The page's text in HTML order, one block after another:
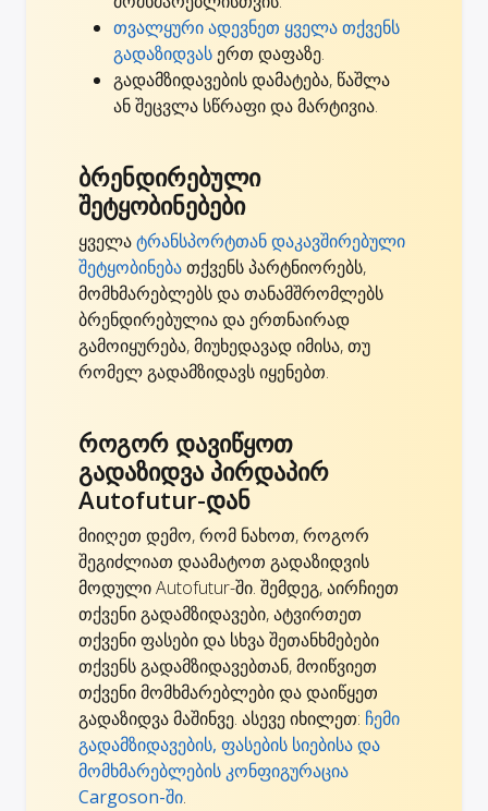
თვალყური ადევნეთ ყველა თქვენს
გადაზიდვას ერთ დაფაზე.
გადამზიდავების დამატება, წაშლა
ან შეცვლა სწრაფი და მარტივია.
ბრენდირებული
შეტყობინებები
ყველატრანსპორტთან დაკავშირებული
შეტყობინებათქვენს პარტნიორებს,
მომხმარებლებს და თანამშრომლებს
ბრენდირებულია და ერთნაირად
გამოიყურება, მიუხედავად იმისა, თუ
რომელ გადამზიდავს იყენებთ.
როგორ დავიწყოთ
გადაზიდვა პირდაპირ
Autofutur-დან
მიიღეთ დემო, რომ ნახოთ, როგორ
შეგიძლიათ დაამატოთ გადაზიდვის
მოდული Autofutur-ში. შემდეგ, აირჩიეთ
თქვენი გადამზიდავები, ატვირთეთ
თქვენი ფასები და სხვა შეთანხმებები
თქვენს გადამზიდავებთან, მოიწვიეთ
თქვენი მომხმარებლები და დაიწყეთ
გადაზიდვა მაშინვე. ასევე იხილეთ: ჩემი
გადამზიდავების, ფასების სიებისა და
მომხმარებლების კონფიგურაცია
Cargoson-ში.